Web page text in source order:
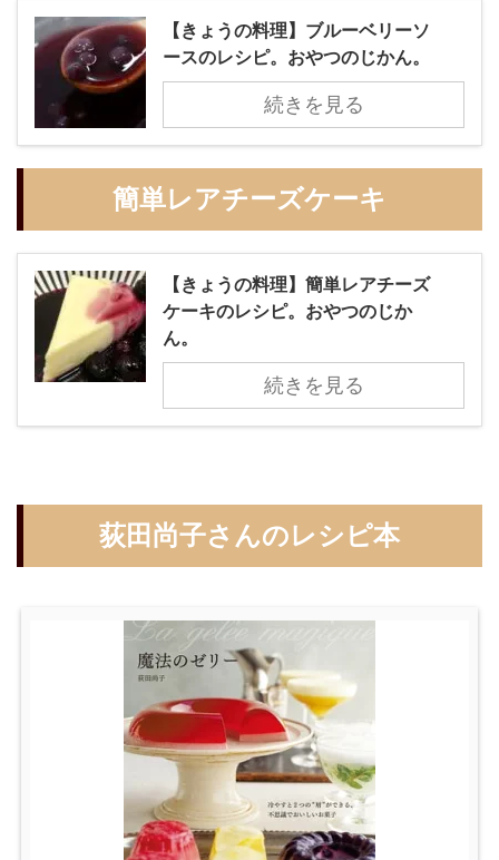
【きょうの料理】ブルーベリーソ
ースのレシピ。おやつのじかん。
続きを見る
簡単レアチーズケーキ
【きょうの料理】簡単レアチーズ
ケーキのレシピ。おやつのじか
ん。
続きを見る
荻田尚子さんのレシピ本